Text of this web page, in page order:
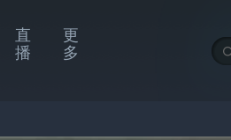
直
播
更
多